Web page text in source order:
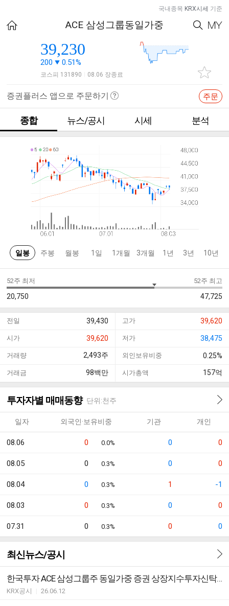
국내종목 KRX시세 기준
ACE 삼성그룹동일가중
39,230
200 0.51%
코스피 131890 08.06 장종료
증권플러스 앱으로 주문하기 주문
종합 뉴스/공시 시세 분석
일봉 주봉 월봉 1일 1개월 3개월 1년 3년 10년
52주 최저
20,750
52주 최고
47,725
전일 39,430 고가 39,620
시가 39,620 저가 38,475
거래량 2,493주 외인보유비중 0.25%
거래금 98백만 시가총액 157억
투자자별 매매동향 단위:천주
일자 외국인·보유비중 기관 개인
08.06 0 0.0% 0 0
08.05 0 0.3% 0 0
08.04 0 0.3% 1 -1
08.03 0 0.3% 0 0
07.31 0 0.3% 0 0
최신뉴스/공시
한국투자 ACE 삼성그룹주 동일가중 증권 상장지수투자신탁(주식) ETF 괴리율 초과 발생
KRX공시 26.06.12